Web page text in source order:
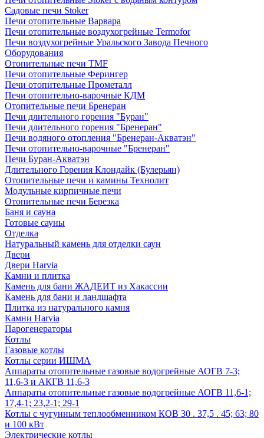
Садовые печи Stoker
Печи отопительные Варвара
Печи отопительные воздухогрейные Termofor
Печи воздухогрейные Уральского Завода Печного
Оборудования
Отопительные печи TMF
Печи отопительные Ферингер
Печи отопительные Прометалл
Печи отопительно-варочные КДМ
Отопительные печи Бренеран
Печи длительного горения "Буран"
Печи длительного горения "Бренеран"
Печи водяного отопления "Бренеран-Акватэн"
Печи отопительно-варочные "Бренеран"
Печи Буран-Акватэн
Длительного Горения Клондайк (Булерьян)
Отопительные печи и камины Технолит
Модульные кирпичные печи
Отопительные печи Березка
Баня и сауна
Готовые сауны
Отделка
Натуральный камень для отделки саун
Двери
Двери Harvia
Камни и плитка
Камень для бани ЖАДЕИТ из Хакассии
Камень для бани и ландшафта
Плитка из натурального камня
Камни Harvia
Парогенераторы
Котлы
Газовые котлы
Котлы серии ИШМА
Аппараты отопительные газовые водогрейные АОГВ 7-3;
11,6-3 и АКГВ 11,6-3
Аппараты отопительные газовые водогрейные АОГВ 11,6-1;
17,4-1; 23,2-1; 29-1
Котлы с чугунным теплообменником КОВ 30 . 37,5 . 45; 63; 80
и 100 кВт
Электрические котлы